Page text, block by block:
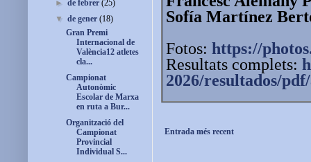
Sofía Martínez
Fotos: https://
Resultats complets:
2026/resultados/
Entrada més recent
►de febrer(25)
▼de gener(18)
Gran Premi
Internacional de
València12 atletes
cla...
Campionat
Autonòmic
Escolar de Marxa
en ruta a Bur...
Organització del
Campionat
Provincial
Individual S...